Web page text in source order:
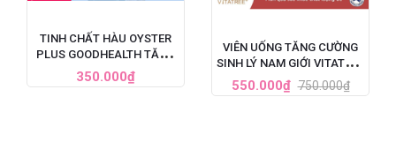
TINH CHẤT HÀU OYSTER
PLUS GOODHEALTH TĂNG
CƯỜNG SINH LÝ CHO NAM
GIỚI, HỘP 60 VIÊN
350.000₫
VIÊN UỐNG TĂNG CƯỜNG
SINH LÝ NAM GIỚI VITATREE
ESSENCE OF KANGAROO
40000 MAX - 100 VIÊN
550.000₫ 750.000₫